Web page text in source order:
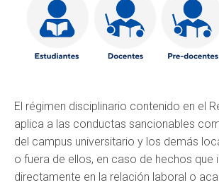
El régimen disciplinario contenido en el
aplica a las conductas sancionables
del campus universitario y los demás
o fuera de ellos, en caso de hechos que
directamente en la relación laboral o